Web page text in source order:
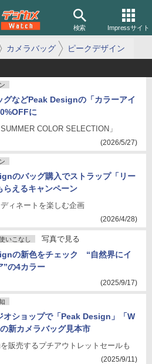
検索 Impressサイト
カメラバッグ ピークデザイン
グなどPeak Designの「カラーアイ
に
COLOR SELECTION」
(2026/5/27)
のバッグ購入でストラップ「リー
らえるキャンペーン
ィネートを楽しむ企画
(2026/4/28)
いこなし 写真で見る
の新色をチェック “自然界にイ
”の4カラー
(2025/9/17)
オショップで「Peak Design」「W
新カメラバッグ見本市
販売するプチアウトレットセールも
(2025/9/11)